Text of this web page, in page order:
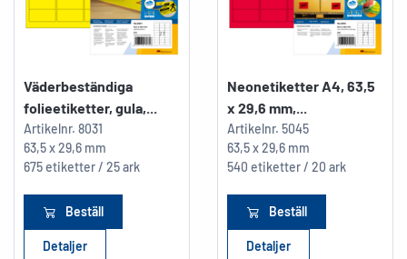
Väderbeständiga
folieetiketter, gula,...
Artikelnr. 8031
63,5 x 29,6 mm
675 etiketter / 25 ark
Beställ
Detaljer
Neonetiketter A4, 63,5
x 29,6 mm,...
Artikelnr. 5045
63,5 x 29,6 mm
540 etiketter / 20 ark
Beställ
Detaljer